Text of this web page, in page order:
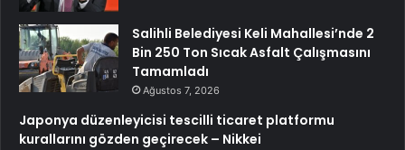
Salihli Belediyesi Keli Mahallesi’nde 2
Bin 250 Ton Sıcak Asfalt Çalışmasını
Tamamladı
Ağustos 7, 2026
Japonya düzenleyicisi tescilli ticaret platformu
kurallarını gözden geçirecek – Nikkei